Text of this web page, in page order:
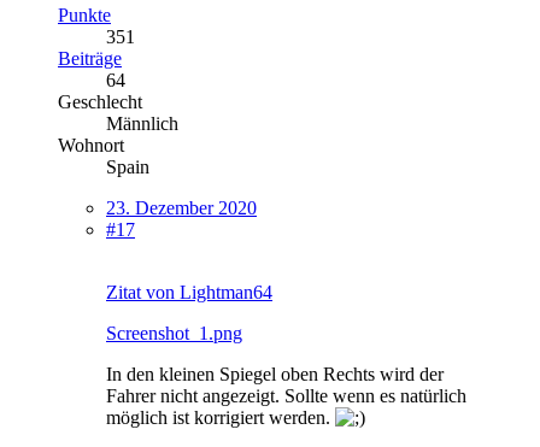
Punkte
351
Beiträge
64
Geschlecht
Männlich
Wohnort
Spain
23. Dezember 2020
#17
Zitat von Lightman64
Screenshot_1.png
In den kleinen Spiegel oben Rechts wird der
Fahrer nicht angezeigt. Sollte wenn es natürlich
möglich ist korrigiert werden.